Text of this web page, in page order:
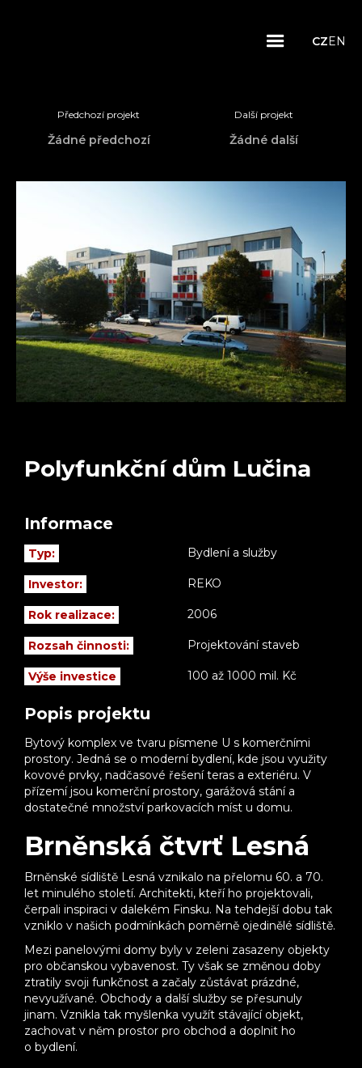
CZEN
Předchozí projekt
Žádné předchozí
Další projekt
Žádné další
Polyfunkční dům Lučina
Popis projektu
Bytový komplex ve tvaru písmene U s komerčními
prostory. Jedná se o moderní bydlení, kde jsou využity
kovové prvky, nadčasové řešení teras a exteriéru. V
přízemí jsou komerční prostory, garážová stání a
dostatečné množství parkovacích míst u domu.
Brněnská čtvrť Lesná
Brněnské sídliště Lesná vznikalo na přelomu 60. a 70.
let minulého století. Architekti, kteří ho projektovali,
čerpali inspiraci v dalekém Finsku. Na tehdejší dobu tak
vzniklo v našich podmínkách poměrně ojedinělé sídliště.
Mezi panelovými domy byly v zeleni zasazeny objekty
pro občanskou vybavenost. Ty však se změnou doby
ztratily svoji funkčnost a začaly zůstávat prázdné,
nevyužívané. Obchody a další služby se přesunuly
jinam. Vznikla tak myšlenka využít stávající objekt,
zachovat v něm prostor pro obchod a doplnit ho
o bydlení.
Informace
Typ: Bydlení a služby
Investor: REKO
Rok realizace: 2006
Rozsah činnosti: Projektování staveb
Výše investice 100 až 1000 mil. Kč